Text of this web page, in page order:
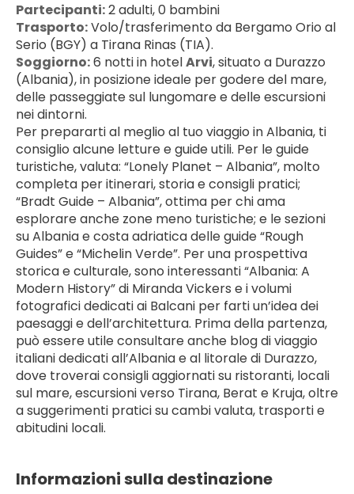
Partecipanti: 2 adulti, 0 bambini
Trasporto: Volo/trasferimento da Bergamo Orio al
Serio (BGY) a Tirana Rinas (TIA).
Soggiorno: 6 notti in hotel Arvi, situato a Durazzo
(Albania), in posizione ideale per godere del mare,
delle passeggiate sul lungomare e delle escursioni
nei dintorni.
Per prepararti al meglio al tuo viaggio in Albania, ti
consiglio alcune letture e guide utili. Per le guide
turistiche, valuta: “Lonely Planet – Albania”, molto
completa per itinerari, storia e consigli pratici;
“Bradt Guide – Albania”, ottima per chi ama
esplorare anche zone meno turistiche; e le sezioni
su Albania e costa adriatica delle guide “Rough
Guides” e “Michelin Verde”. Per una prospettiva
storica e culturale, sono interessanti “Albania: A
Modern History” di Miranda Vickers e i volumi
fotografici dedicati ai Balcani per farti un’idea dei
paesaggi e dell’architettura. Prima della partenza,
può essere utile consultare anche blog di viaggio
italiani dedicati all’Albania e al litorale di Durazzo,
dove troverai consigli aggiornati su ristoranti, locali
sul mare, escursioni verso Tirana, Berat e Kruja, oltre
a suggerimenti pratici su cambi valuta, trasporti e
abitudini locali.
Informazioni sulla destinazione